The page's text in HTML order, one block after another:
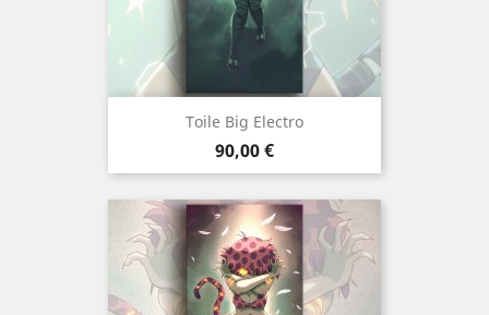
Toile Big Electro
Prix
90,00 €